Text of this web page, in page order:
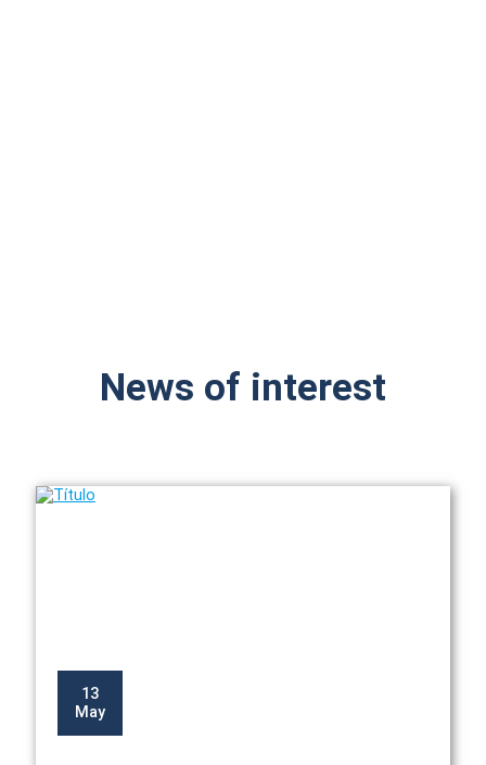
News of interest
13
May